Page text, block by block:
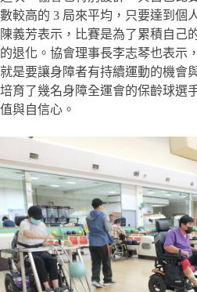
數較高的 3 局來平均，只要達到個
陳義芳表示，比賽是為了累積自己
的退化。協會理事長李志琴也表示
就是要讓身障者有持續運動的機會
培育了幾名身障全運會的保齡球選
值與自信心。